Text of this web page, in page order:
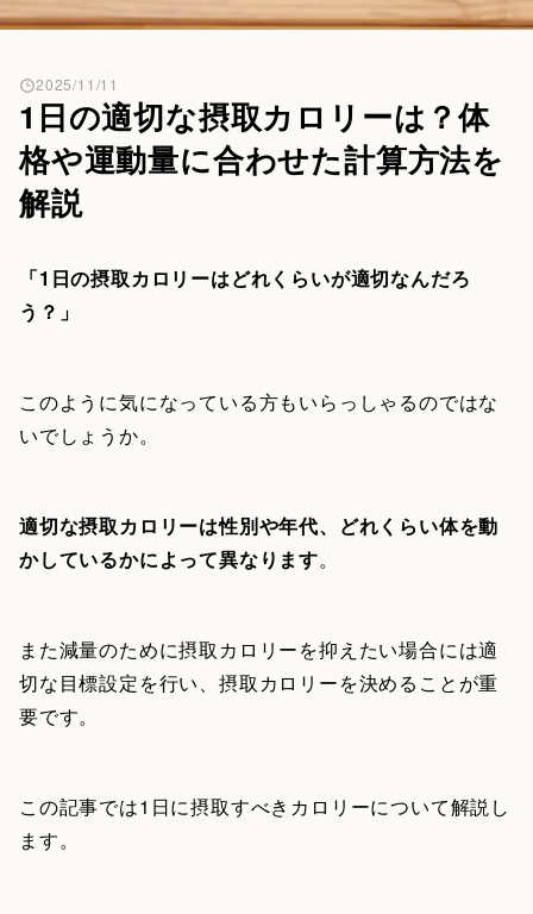
1日の適切な摂取カロリーは？体
格や運動量に合わせた計算方法を
解説
2025/11/11
「1日の摂取カロリーはどれくらいが適切なんだろ
う？」
このように気になっている方もいらっしゃるのではな
いでしょうか。
適切な摂取カロリーは性別や年代、どれくらい体を動
かしているかによって異なります。
また減量のために摂取カロリーを抑えたい場合には適
切な目標設定を行い、摂取カロリーを決めることが重
要です。
この記事では1日に摂取すべきカロリーについて解説し
ます。